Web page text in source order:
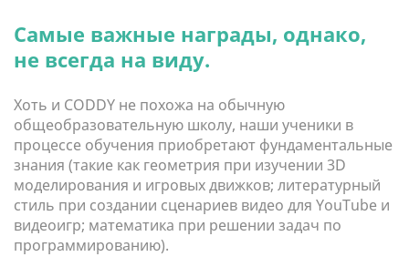
Самые важные награды, однако,
не всегда на виду.
Хоть и CODDY не похожа на обычную
общеобразовательную школу, наши ученики в
процессе обучения приобретают фундаментальные
знания (такие как геометрия при изучении 3D
моделирования и игровых движков; литературный
стиль при создании сценариев видео для YouTube и
видеоигр; математика при решении задач по
программированию).